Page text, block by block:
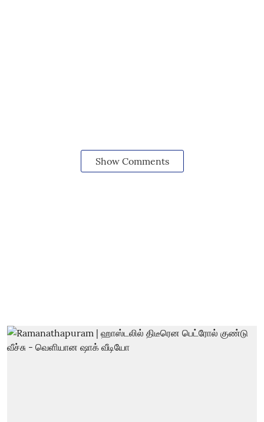
Show Comments